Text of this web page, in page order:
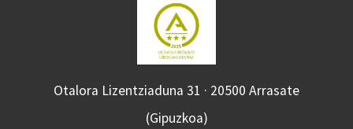
Otalora Lizentziaduna 31 · 20500 Arrasate
(Gipuzkoa)